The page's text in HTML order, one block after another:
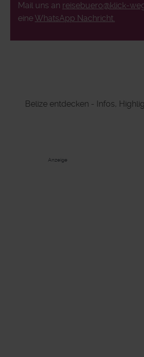
Mail uns an reisebuero@klick-
eineWhatsApp Nachricht.
Belize entdecken - Infos,
Anzeige